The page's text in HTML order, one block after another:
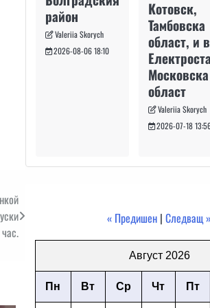
район
Valeriia Skorych
2026-08-06 18:10
Котовск,
Тамбовска
област, и в
Московска
област
Valeriia Skorych
2026-07-18
« Предишен |Следващ »
Август 2026
Пн Вт Ср Чт Пт